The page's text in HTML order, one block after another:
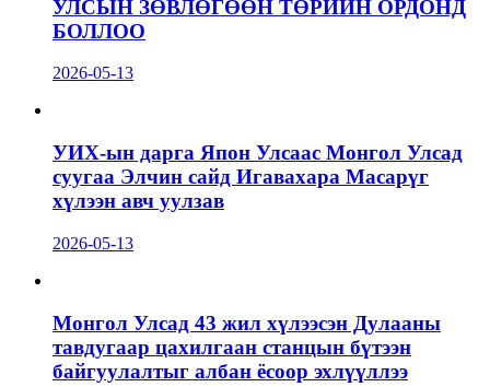
УЛСЫН ЗӨВЛӨГӨӨН ТӨРИЙН ОРДОНД
БОЛЛОО
2026-05-13
УИХ-ын дарга Япон Улсаас Монгол Улсад
суугаа Элчин сайд Игавахара Масарүг
хүлээн авч уулзав
2026-05-13
Монгол Улсад 43 жил хүлээсэн Дулааны
тавдугаар цахилгаан станцын бүтээн
байгуулалтыг албан ёсоор эхлүүллээ